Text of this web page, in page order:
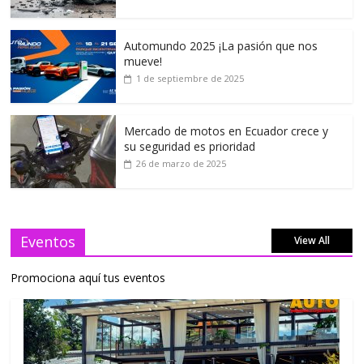
Automundo 2025 ¡La pasión que nos
mueve!
1 de septiembre de 2025
Mercado de motos en Ecuador crece y
su seguridad es prioridad
26 de marzo de 2025
Eventos View All
Promociona aquí tus eventos